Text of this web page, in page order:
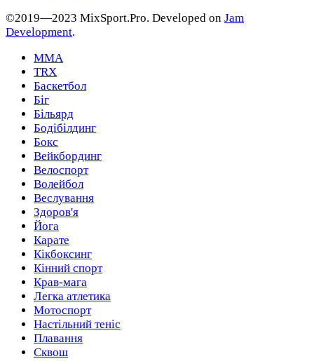
©2019—2023 MixSport.Pro. Developed on Jam
Development.
MMA
TRX
Баскетбол
Біг
Більярд
Бодібілдинг
Бокс
Вейкбординг
Велоспорт
Волейбол
Веслування
Здоров'я
Йога
Карате
Кікбоксинг
Кінний спорт
Крав-мага
Легка атлетика
Мотоспорт
Настільний теніс
Плавання
Сквош